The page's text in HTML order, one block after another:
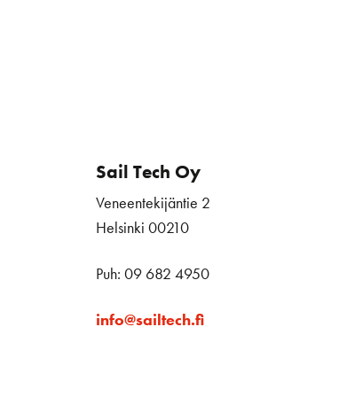
Sail Tech Oy
Veneentekijäntie 2
Helsinki 00210
Puh: 09 682 4950
info@sailtech.fi